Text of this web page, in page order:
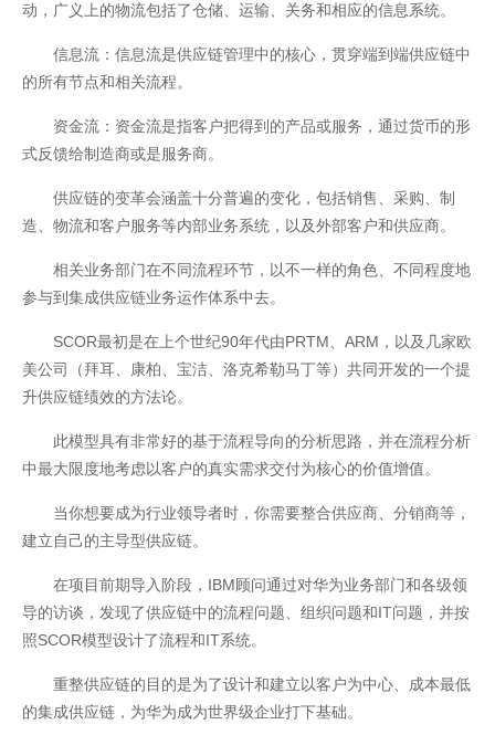
动，广义上的物流包括了仓储、运输、关务和相应的信息系统。
信息流：信息流是供应链管理中的核心，贯穿端到端供应链中
的所有节点和相关流程。
资金流：资金流是指客户把得到的产品或服务，通过货币的形
式反馈给制造商或是服务商。
供应链的变革会涵盖十分普遍的变化，包括销售、采购、制
造、物流和客户服务等内部业务系统，以及外部客户和供应商。
相关业务部门在不同流程环节，以不一样的角色、不同程度地
参与到集成供应链业务运作体系中去。
SCOR最初是在上个世纪90年代由PRTM、ARM，以及几家欧
美公司（拜耳、康柏、宝洁、洛克希勒马丁等）共同开发的一个提
升供应链绩效的方法论。
此模型具有非常好的基于流程导向的分析思路，并在流程分析
中最大限度地考虑以客户的真实需求交付为核心的价值增值。
当你想要成为行业领导者时，你需要整合供应商、分销商等，
建立自己的主导型供应链。
在项目前期导入阶段，IBM顾问通过对华为业务部门和各级领
导的访谈，发现了供应链中的流程问题、组织问题和IT问题，并按
照SCOR模型设计了流程和IT系统。
重整供应链的目的是为了设计和建立以客户为中心、成本最低
的集成供应链，为华为成为世界级企业打下基础。